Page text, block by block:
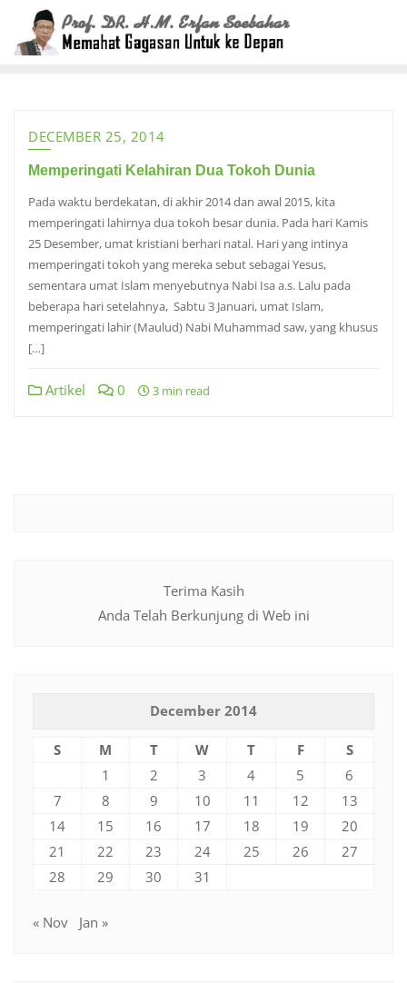
content
DECEMBER 25, 2014
Memperingati Kelahiran Dua Tokoh Dunia
Pada waktu berdekatan, di akhir 2014 dan awal 2015, kita
memperingati lahirnya dua tokoh besar dunia. Pada hari Kamis
25 Desember, umat kristiani berhari natal. Hari yang intinya
memperingati tokoh yang mereka sebut sebagai Yesus,
sementara umat Islam menyebutnya Nabi Isa a.s. Lalu pada
beberapa hari setelahnya, Sabtu 3 Januari, umat Islam,
memperingati lahir (Maulud) Nabi Muhammad saw, yang khusus
[…]
Artikel 0 3 min read
Terima Kasih
Anda Telah Berkunjung di Web ini
December 2014
S M T W T F
S
1
2 3 4 5
6
7
8 9 10 11 12
13
14
15 16 17 18 19
20
21
22 23 24 25 26
27
28
29 30 31
« Nov Jan »